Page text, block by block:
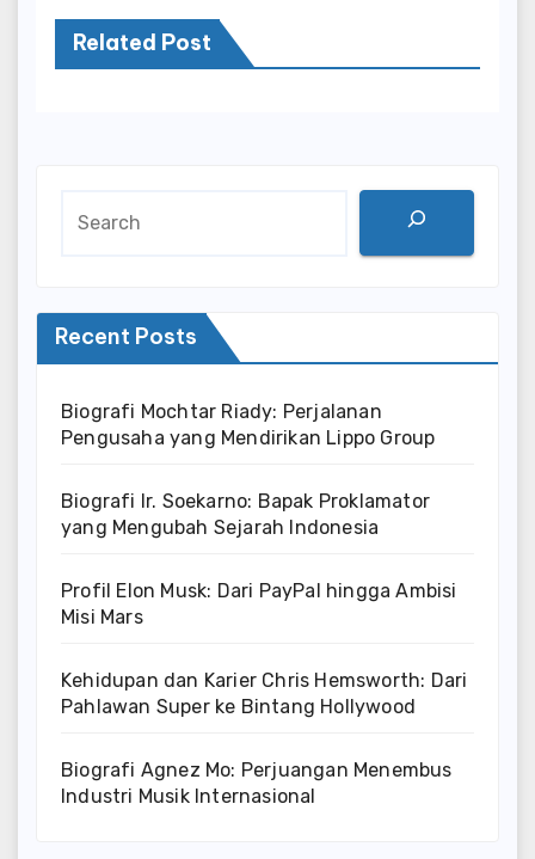
Related Post
Recent Posts
Biografi Mochtar Riady: Perjalanan
Pengusaha yang Mendirikan Lippo Group
Biografi Ir. Soekarno: Bapak Proklamator
yang Mengubah Sejarah Indonesia
Profil Elon Musk: Dari PayPal hingga Ambisi
Misi Mars
Kehidupan dan Karier Chris Hemsworth: Dari
Pahlawan Super ke Bintang Hollywood
Biografi Agnez Mo: Perjuangan Menembus
Industri Musik Internasional